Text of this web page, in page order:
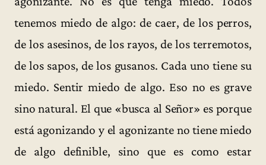
tenemos miedo de algo: de caer, de los perros,
de los asesinos, de los rayos, de los terremotos,
de los sapos, de los gusanos. Cada uno tiene su
miedo. Sentir miedo de algo. Eso no es grave
sino natural. El que «busca al Señor» es porque
está agonizando y el agonizante no tiene miedo
de algo definible, sino que es como estar